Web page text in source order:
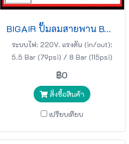
BIGAIR ปั๊มลมสายพาน BAB-20060 2HP 220v 60L สีขาว
ระบบไฟ: 220V. แรงดัน (in/out):
5.5 Bar (79psi) / 8 Bar (115psi)
ปั๊มลมสายพาน BIGAIR
฿0
สั่งซื้อสินค้า
เปรียบเทียบ